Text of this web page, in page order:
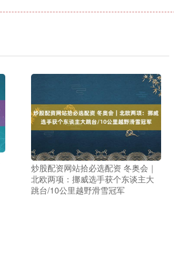
炒股配资网站拾必选配资 冬奥会｜
北欧两项：挪威选手获个东谈主大
跳台/10公里越野滑雪冠军